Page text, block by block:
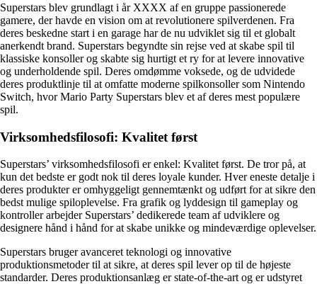
Superstars blev grundlagt i år XXXX af en gruppe passionerede
gamere, der havde en vision om at revolutionere spilverdenen. Fra
deres beskedne start i en garage har de nu udviklet sig til et globalt
anerkendt brand. Superstars begyndte sin rejse ved at skabe spil til
klassiske konsoller og skabte sig hurtigt et ry for at levere innovative
og underholdende spil. Deres omdømme voksede, og de udvidede
deres produktlinje til at omfatte moderne spilkonsoller som Nintendo
Switch, hvor Mario Party Superstars blev et af deres mest populære
spil.
Virksomhedsfilosofi: Kvalitet først
Superstars’ virksomhedsfilosofi er enkel: Kvalitet først. De tror på, at
kun det bedste er godt nok til deres loyale kunder. Hver eneste detalje i
deres produkter er omhyggeligt gennemtænkt og udført for at sikre den
bedst mulige spiloplevelse. Fra grafik og lyddesign til gameplay og
kontroller arbejder Superstars’ dedikerede team af udviklere og
designere hånd i hånd for at skabe unikke og mindeværdige oplevelser.
Superstars bruger avanceret teknologi og innovative
produktionsmetoder til at sikre, at deres spil lever op til de højeste
standarder. Deres produktionsanlæg er state-of-the-art og er udstyret